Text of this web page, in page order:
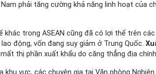
Nam phải tăng cường khả năng linh hoạt của
khác trong ASEAN cũng đã có lợi thế trên
động, vốn đang suy giảm ở Trung Quốc.
thị phần xuất khẩu do căng thẳng địa